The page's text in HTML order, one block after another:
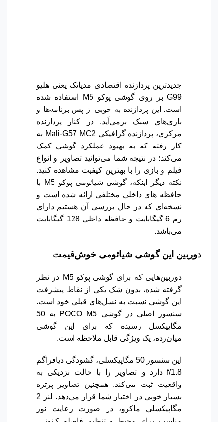
جدیدترین پردازنده اقتصادی مدیاتک یعنی هلیو
G99 بر روی گوشی پوکو M5 استفاده شده
است. این پردازنده به خوبی از پس برنامه‌ها و
بازی‌های سبک برمی‌آید. در کنار پردازنده
مرکزی، پردازنده گرافیکی Mali-G57 MC2 به
کار رفته که به بهبود عملکرد گوشی کمک
می‌کند؛ در نتیجه شما می‌توانید تصاویر و انواع
فیلم و بازی را با بهترین کیفیت مشاهده کنید.
نکته دیگر اینکه، گوشی شیائومی پوکو M5 با
حافظه های داخلی مختلفی ارائه شده است و
نسخه‌ای که در حال بررسی آن هستیم دارای
رم 6 گیگابایت و حافظه داخلی 128 گیگابایت
می‌باشد.
دوربین این گوشی شیائومی خوش‌قیمت
دوربین‌هایی که برای گوشی پوکو M5 در نظر
گرفته شده، بدون شک یکی از نقاط پیشرفت
این گوشی نسبت به نسل‌های قبلی خود است.
سنسور اصلی در گوشی POCO M5 به 50
مگاپیکسل رسیده که برای این گوشی
میان‌رده، یک ویژگی قابل ملاحظه است.
این سنسور 50 مگاپیکسلی، گشودگی دیافراگم
f/1.8 دارد و تصاویر را با حالت نزدیکی به
واقعیت ثبت می‌کند. همچنین تصاویر پرتره
بسیار خوبی در اختیار شما قرار می‌دهد. لنز 2
مگاپیکسلی ماکرو، در صورت رعایت نور